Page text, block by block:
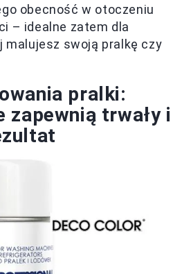
obecność w otoczeniu
– idealne zatem dla
malujesz swoją pralkę czy
pralki:
zapewnią trwały i